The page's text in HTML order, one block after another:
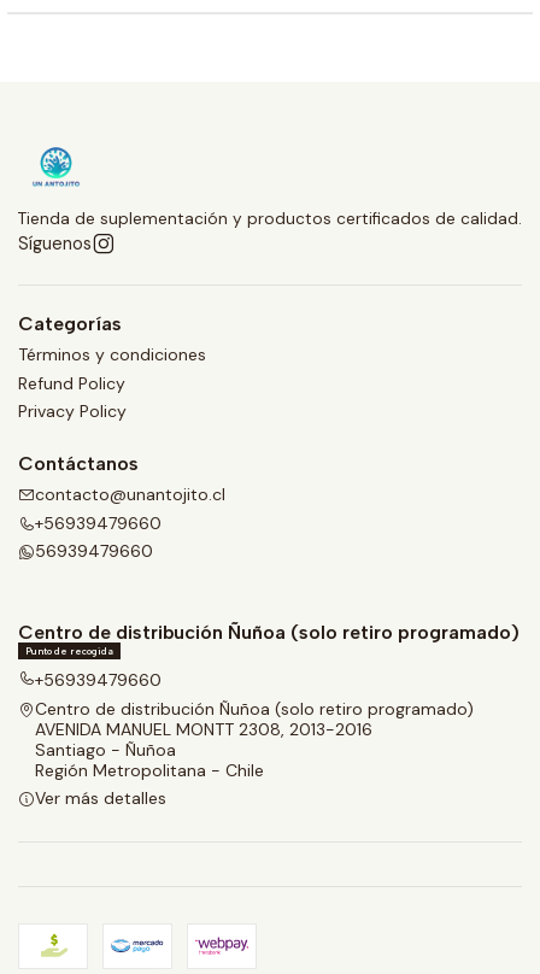
Tienda de suplementación y productos certificados de calidad.
Síguenos
Categorías
Términos y condiciones
Refund Policy
Privacy Policy
Contáctanos
contacto@unantojito.cl
+56939479660
56939479660
Centro de distribución Ñuñoa (solo retiro programado)
Punto de recogida
+56939479660
Centro de distribución Ñuñoa (solo retiro programado)
AVENIDA MANUEL MONTT 2308, 2013-2016
Santiago - Ñuñoa
Región Metropolitana - Chile
Ver más detalles